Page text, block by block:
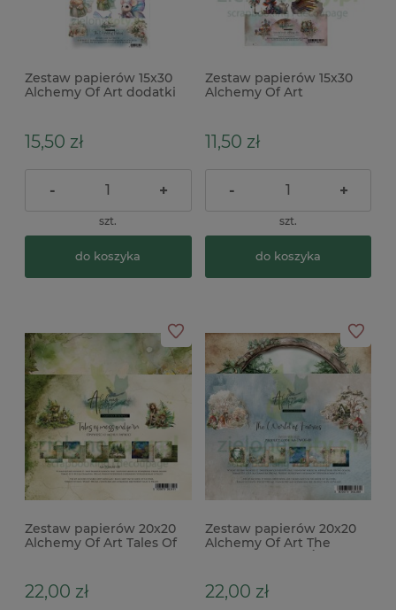
Zestaw papierów 15x30
Alchemy Of Art dodatki
15,50 zł
- +
szt.
do koszyka
Zestaw papierów 15x30
Alchemy Of Art
do wycinania
11,50 zł
- +
szt.
do koszyka
Zestaw papierów 20x20
Alchemy Of Art Tales Of
22,00 zł
Zestaw papierów 20x20
Alchemy Of Art The
22,00 zł